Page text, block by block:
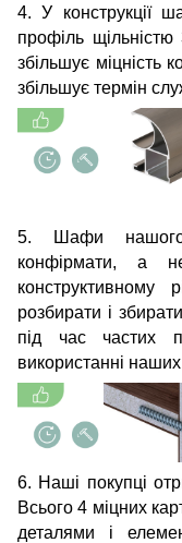
4. У конструкції
профіль
збільшує міцність
збільшує термін
5. Шафи нашого
конфірмати, а
розбирати і
під час частих
використанні
6. Наші покупці
Всього 4 міцних
деталями і